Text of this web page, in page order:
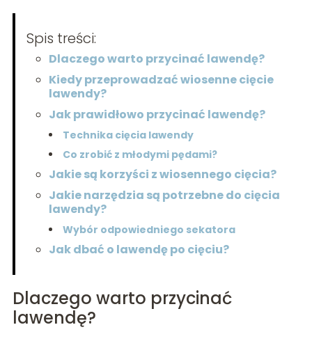
Spis treści:
Dlaczego warto przycinać lawendę?
Kiedy przeprowadzać wiosenne cięcie
lawendy?
Jak prawidłowo przycinać lawendę?
Technika cięcia lawendy
Co zrobić z młodymi pędami?
Jakie są korzyści z wiosennego cięcia?
Jakie narzędzia są potrzebne do cięcia
lawendy?
Wybór odpowiedniego sekatora
Jak dbać o lawendę po cięciu?
Dlaczego warto przycinać
lawendę?